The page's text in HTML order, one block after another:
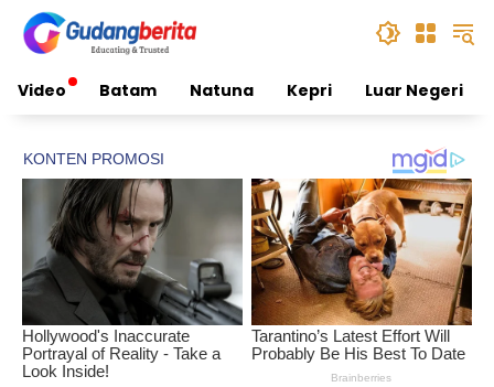
content
Video Batam Natuna Kepri Luar Negeri